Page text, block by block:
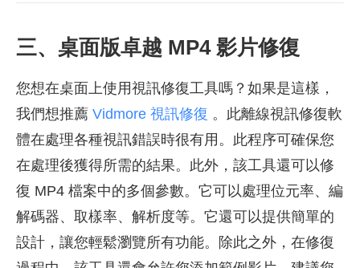
三、桌面版卓越 MP4 影片修復
您想在桌面上使用視訊修復工具嗎？如果是這樣，
我們想推薦 Vidmore 視訊修復 。此離線視訊修復軟
體在處理各種視訊錯誤時很有用。此程序可確保您
在處理後獲得所需的結果。此外，該工具還可以修
復 MP4 檔案中的多個參數。它可以處理位元率、編
解碼器、取樣率、解析度等。它還可以提供簡單的
設計，讓您輕鬆瀏覽所有功能。除此之外，在修復